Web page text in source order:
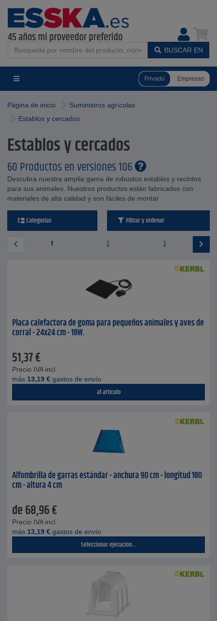
BUSCAR EN
Privado Empresas
Página de inicio
Suministros agrícolas
Establos y cercados
Establos y cercados
60 Productos en versiones 106
Descubra nuestra amplia gama de robustos establos y recintos
para sus animales. Nuestros productos están fabricados con
materiales de alta calidad y son fáciles de montar
Categorías Filtrar y ordenar
1 2 3
Placa calefactora de goma para pequeños animales y aves de
corral - 24x24 cm - 18W.
51,37€
Precio IVA incl.
más 13,19 € gastos de envío
al artículo
Alfombrilla de garras estándar - anchura 90 cm - longitud 180
cm - altura 4 cm
de68,96€
Precio IVA incl.
más 13,19 € gastos de envío
Seleccionar ejecución...